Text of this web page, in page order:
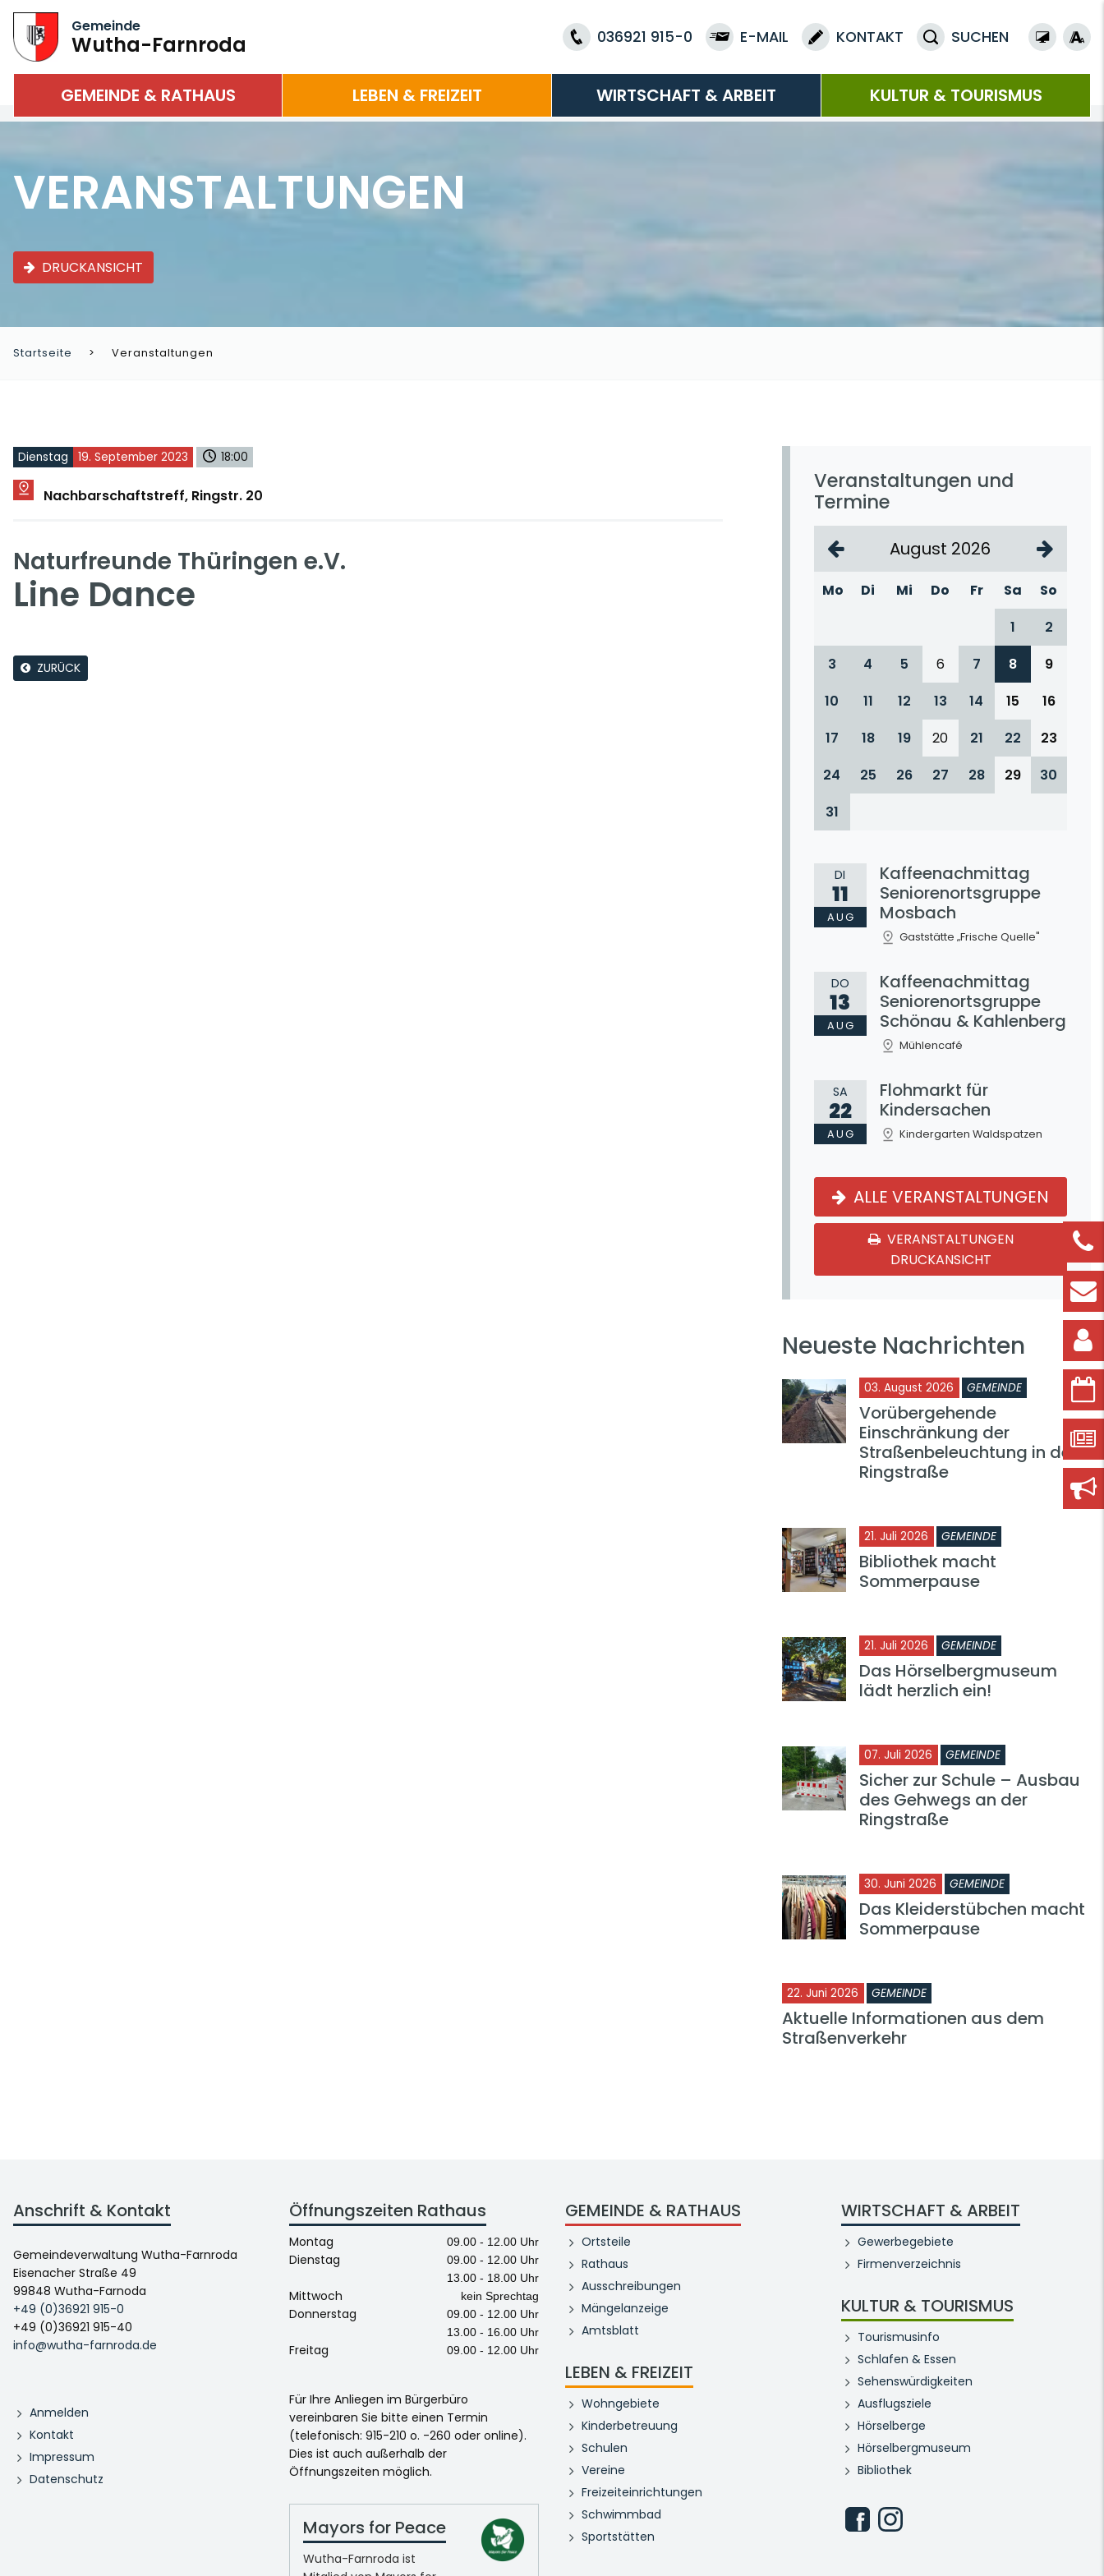
Gemeinde
Wutha-Farnroda 036921 915-0 E-MAIL KONTAKT SUCHEN
GEMEINDE & RATHAUS LEBEN & FREIZEIT WIRTSCHAFT & ARBEIT KULTUR & TOURISMUS
VERANSTALTUNGEN
DRUCKANSICHT
Startseite Veranstaltungen
Dienstag 19. September 2023 18:00
Nachbarschaftstreff, Ringstr. 20
Naturfreunde Thüringen e.V.
Line Dance
ZURÜCK
Veranstaltungen und
Termine
August 2026
Mo Di Mi Do Fr Sa
So
1
2
3
4 5 6 7 8
9
10
11 12 13 14 15
16
17
18 19 20 21 22
23
24
25 26 27 28 29
30
31
DI
11
AUG
Kaffeenachmittag
Seniorenortsgruppe
Mosbach
Gaststätte „Frische Quelle"
DO
13
AUG
Kaffeenachmittag
Seniorenortsgruppe
Schönau & Kahlenberg
Mühlencafé
SA
22
AUG
Flohmarkt für
Kindersachen
Kindergarten Waldspatzen
ALLE VERANSTALTUNGEN
VERANSTALTUNGEN
DRUCKANSICHT
Neueste Nachrichten
03. August 2026 GEMEINDE
Vorübergehende
Einschränkung der
Straßenbeleuchtung in der
Ringstraße
21. Juli 2026 GEMEINDE
Bibliothek macht
Sommerpause
21. Juli 2026 GEMEINDE
Das Hörselbergmuseum
lädt herzlich ein!
07. Juli 2026 GEMEINDE
Sicher zur Schule – Ausbau
des Gehwegs an der
Ringstraße
30. Juni 2026 GEMEINDE
Das Kleiderstübchen macht
Sommerpause
22. Juni 2026 GEMEINDE
Aktuelle Informationen aus dem
Straßenverkehr
Anschrift & Kontakt
Gemeindeverwaltung Wutha-Farnroda
Eisenacher Straße 49
99848 Wutha-Farnoda
+49 (0)36921 915-0
+49 (0)36921 915-40
info@wutha-farnroda.de
Anmelden
Kontakt
Impressum
Datenschutz
Öffnungszeiten Rathaus
Montag 09.00 - 12.00 Uhr
Dienstag
09.00 - 12.00 Uhr
13.00 - 18.00 Uhr
Mittwoch kein Sprechtag
Donnerstag
09.00 - 12.00 Uhr
13.00 - 16.00 Uhr
Freitag 09.00 - 12.00 Uhr
Für Ihre Anliegen im Bürgerbüro
vereinbaren Sie bitte einen Termin
(telefonisch: 915-210 o. -260 oder online).
Dies ist auch außerhalb der
Öffnungszeiten möglich.
Mayors for Peace
Wutha-Farnroda ist
GEMEINDE & RATHAUS
Ortsteile
Rathaus
Ausschreibungen
Mängelanzeige
Amtsblatt
LEBEN & FREIZEIT
Wohngebiete
Kinderbetreuung
Schulen
Vereine
Freizeiteinrichtungen
Schwimmbad
Sportstätten
WIRTSCHAFT & ARBEIT
Gewerbegebiete
Firmenverzeichnis
KULTUR & TOURISMUS
Tourismusinfo
Schlafen & Essen
Sehenswürdigkeiten
Ausflugsziele
Hörselberge
Hörselbergmuseum
Bibliothek